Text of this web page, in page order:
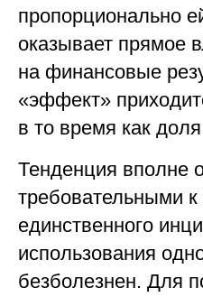
пропорционально
оказывает прямое
на финансовые
«эффект»
в то время как
Тенденция вполне
требовательными к
единственного
использования
безболезнен. Для